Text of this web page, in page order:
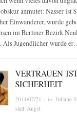
anmutet: Nasser ist
Einwanderer, wurde
im Berliner Bezirk
Als Jugendlicher wurde
VERTRAUEN
SICHERHEIT
2014/07/21 · by Juliane
statt Angst